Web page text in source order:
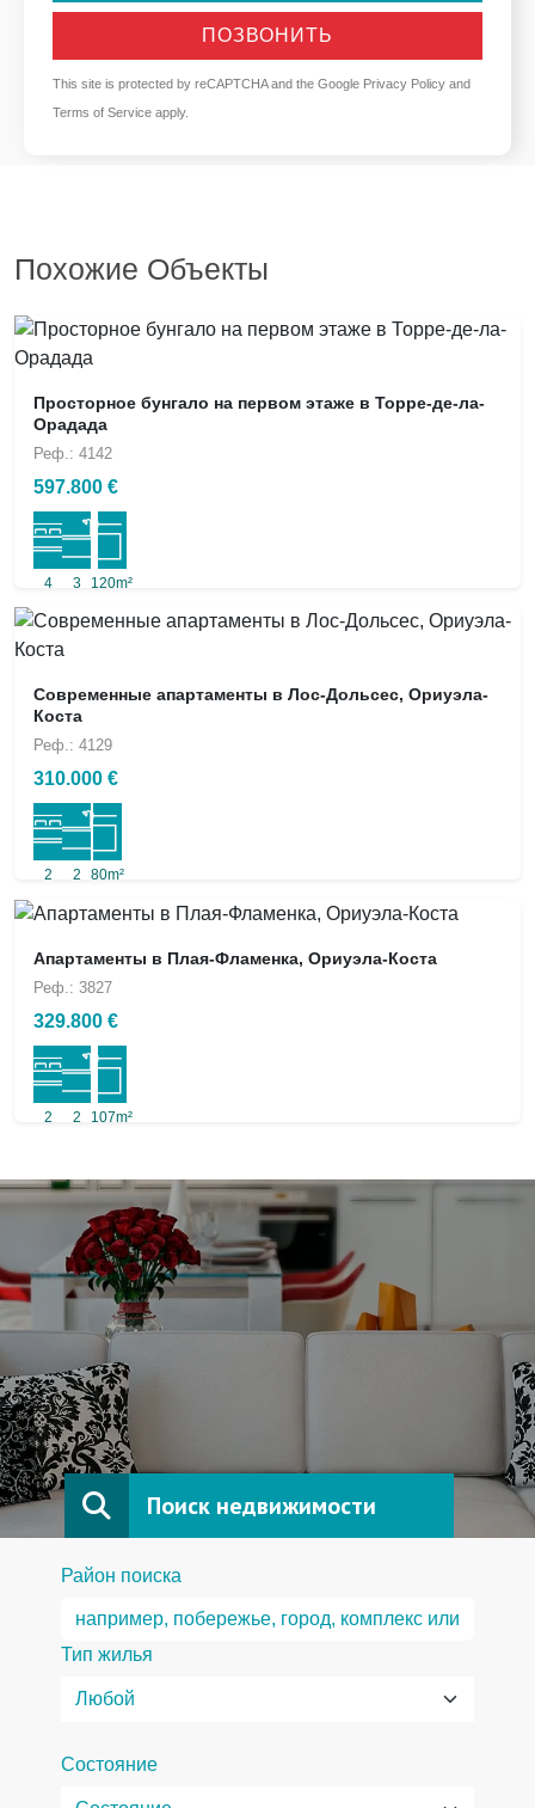
ПОЗВОНИТЬ
This site is protected by reCAPTCHA and the Google Privacy Policy and
Terms of Service apply.
Похожие Объекты
Просторное бунгало на первом этаже в Торре-де-ла-
Орадада
Реф.: 4142
597.800 €
4 3 120m²
Современные апартаменты в Лос-Дольсес, Ориуэла-
Коста
Реф.: 4129
310.000 €
2 2 80m²
Апартаменты в Плая-Фламенка, Ориуэла-Коста
Реф.: 3827
329.800 €
2 2 107m²
Поиск недвижимости
Район поиска
Тип жилья
Состояние